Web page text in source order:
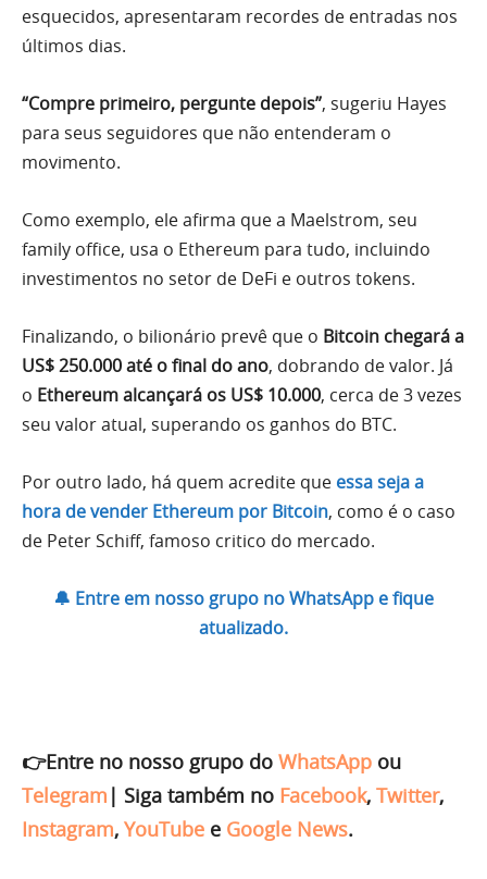
esquecidos, apresentaram recordes de entradas nos
últimos dias.
“Compre primeiro, pergunte depois”, sugeriu Hayes
para seus seguidores que não entenderam o
movimento.
Como exemplo, ele afirma que a Maelstrom, seu
family office, usa o Ethereum para tudo, incluindo
investimentos no setor de DeFi e outros tokens.
Finalizando, o bilionário prevê que o Bitcoin chegará a
US$ 250.000 até o final do ano, dobrando de valor. Já
o Ethereum alcançará os US$ 10.000, cerca de 3 vezes
seu valor atual, superando os ganhos do BTC.
Por outro lado, há quem acredite que essa seja a
hora de vender Ethereum por Bitcoin, como é o caso
de Peter Schiff, famoso critico do mercado.
🔔 Entre em nosso grupo no WhatsApp e fique
atualizado.
👉Entre no nosso grupo do WhatsApp ou
Telegram | Siga também no Facebook, Twitter,
Instagram, YouTube e Google News.